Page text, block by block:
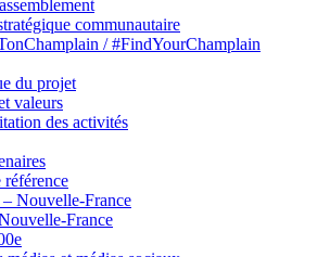
communautaire
/ #FindYourChamplain
du projet
valeurs
des activités
référence
– Nouvelle-France
France